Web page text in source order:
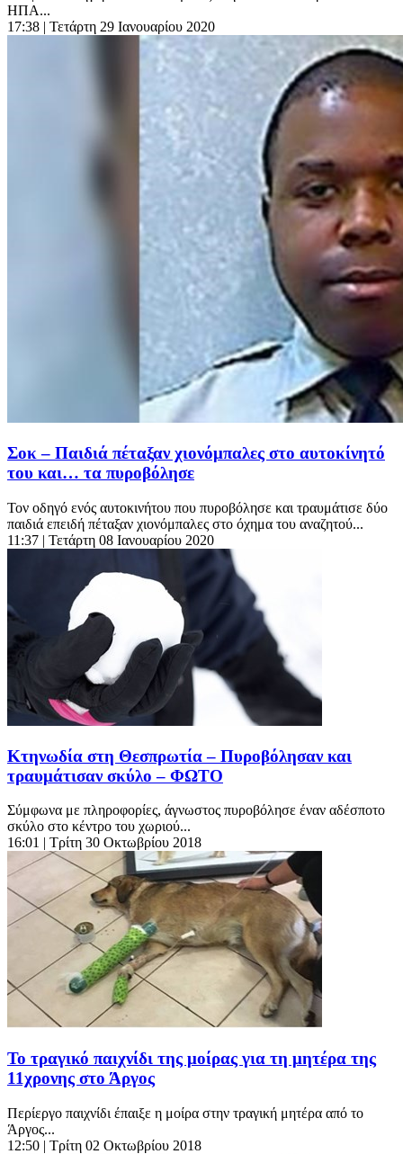
ΗΠΑ...
17:38 | Τετάρτη 29 Ιανουαρίου 2020
Σοκ – Παιδιά πέταξαν χιονόμπαλες στο αυτοκίνητό
του και… τα πυροβόλησε
Τον οδηγό ενός αυτοκινήτου που πυροβόλησε και τραυμάτισε δύο
παιδιά επειδή πέταξαν χιονόμπαλες στο όχημα του αναζητού...
11:37 | Τετάρτη 08 Ιανουαρίου 2020
Κτηνωδία στη Θεσπρωτία – Πυροβόλησαν και
τραυμάτισαν σκύλο – ΦΩΤΟ
Σύμφωνα με πληροφορίες, άγνωστος πυροβόλησε έναν αδέσποτο
σκύλο στο κέντρο του χωριού...
16:01 | Τρίτη 30 Οκτωβρίου 2018
Το τραγικό παιχνίδι της μοίρας για τη μητέρα της
11χρονης στο Άργος
Περίεργο παιχνίδι έπαιξε η μοίρα στην τραγική μητέρα από το
Άργος...
12:50 | Τρίτη 02 Οκτωβρίου 2018